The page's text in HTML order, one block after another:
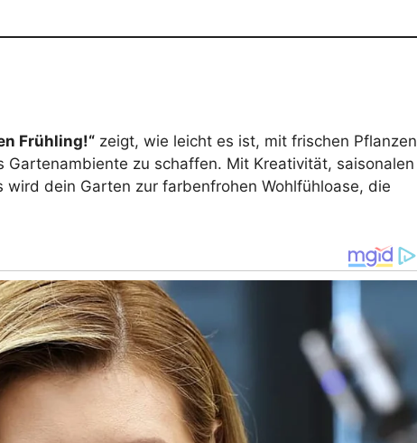
Frühling!“ zeigt, wie leicht es ist, mit frischen Pflanzen
Gartenambiente zu schaffen. Mit Kreativität, saisonalen
wird dein Garten zur farbenfrohen Wohlfühloase, die